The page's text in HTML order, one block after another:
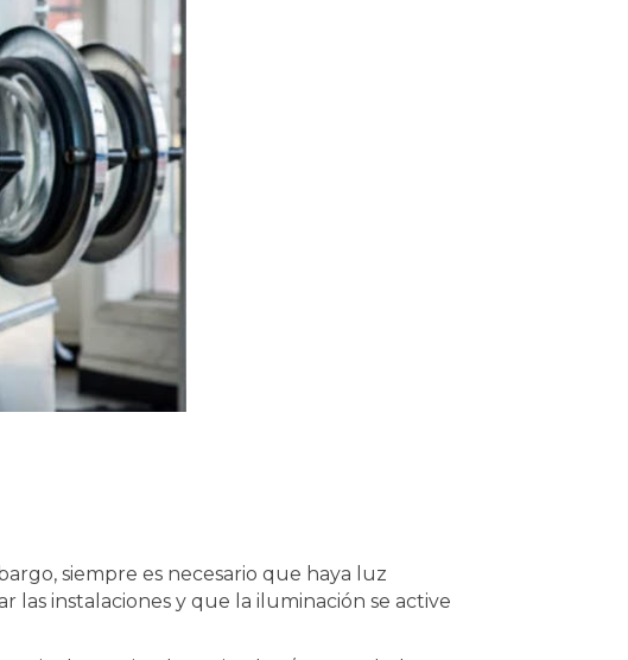
siempre es necesario que haya luz
las instalaciones y que la iluminación se active